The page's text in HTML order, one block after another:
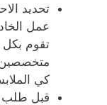
تحديد
عمل
تقوم بكل
متخصصين
كي
قبل طلب